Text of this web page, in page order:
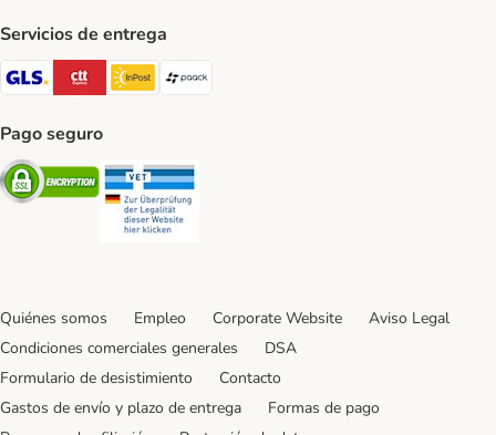
Servicios de entrega
GLS Shipping Method
CTTExpress Shipping Method
InPost Shipping Method
paack Shipping Method
Pago seguro
Security
Quiénes somos Empleo Corporate Website
Aviso Legal
Condiciones comerciales generales
DSA
Formulario de desistimiento
Contacto
Gastos de envío y plazo de entrega
Formas de pago